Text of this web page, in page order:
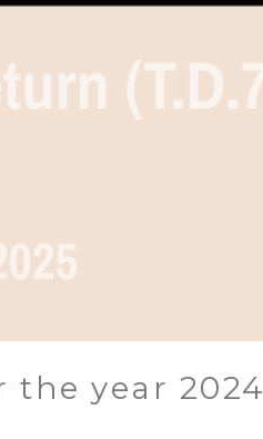
the year 2024